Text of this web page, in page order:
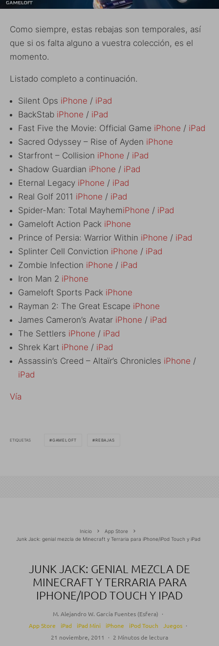
Como siempre, estas rebajas son temporales, así
que si os falta alguno a vuestra colección, es el
momento.
Listado completo a continuación.
Silent Ops iPhone / iPad
BackStab iPhone / iPad
Fast Five the Movie: Official Game iPhone / iPad
Sacred Odyssey – Rise of Ayden iPhone
Starfront – Collision iPhone / iPad
Shadow Guardian iPhone / iPad
Eternal Legacy iPhone / iPad
Real Golf 2011 iPhone / iPad
Spider-Man: Total MayhemiPhone / iPad
Gameloft Action Pack iPhone
Prince of Persia: Warrior Within iPhone / iPad
Splinter Cell Conviction iPhone / iPad
Zombie Infection iPhone / iPad
Iron Man 2 iPhone
Gameloft Sports Pack iPhone
Rayman 2: The Great Escape iPhone
James Cameron’s Avatar iPhone / iPad
The Settlers iPhone / iPad
Shrek Kart iPhone / iPad
Assassin’s Creed – Altaïr’s Chronicles iPhone /
iPad
Vía
ETIQUETAS GAMELOFT REBAJAS
Inicio
App Store
Junk Jack: genial mezcla de Minecraft y Terraria para iPhone/iPod Touch y iPad
JUNK JACK: GENIAL MEZCLA DE
MINECRAFT Y TERRARIA PARA
IPHONE/IPOD TOUCH Y IPAD
M. Alejandro W. García Fuentes (Esfera) ·
App Store
iPad iPad Mini iPhone iPod Touch Juegos ·
21 noviembre, 2011
· 2 Minutos de lectura